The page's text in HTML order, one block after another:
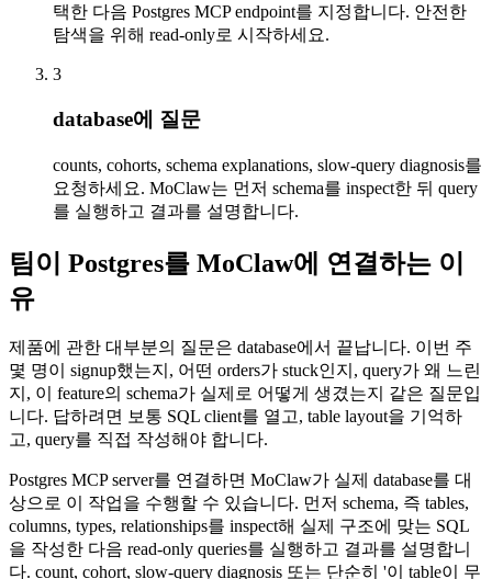
택한 다음 Postgres MCP endpoint를 지정합니다. 안전한
탐색을 위해 read-only로 시작하세요.
3
database에 질문
counts, cohorts, schema explanations, slow-query diagnosis를
요청하세요. MoClaw는 먼저 schema를 inspect한 뒤 query
를 실행하고 결과를 설명합니다.
팀이 Postgres를 MoClaw에 연결하는 이
유
제품에 관한 대부분의 질문은 database에서 끝납니다. 이번 주
몇 명이 signup했는지, 어떤 orders가 stuck인지, query가 왜 느린
지, 이 feature의 schema가 실제로 어떻게 생겼는지 같은 질문입
니다. 답하려면 보통 SQL client를 열고, table layout을 기억하
고, query를 직접 작성해야 합니다.
Postgres MCP server를 연결하면 MoClaw가 실제 database를 대
상으로 이 작업을 수행할 수 있습니다. 먼저 schema, 즉 tables,
columns, types, relationships를 inspect해 실제 구조에 맞는 SQL
을 작성한 다음 read-only queries를 실행하고 결과를 설명합니
다. count, cohort, slow-query diagnosis 또는 단순히 '이 table이 무